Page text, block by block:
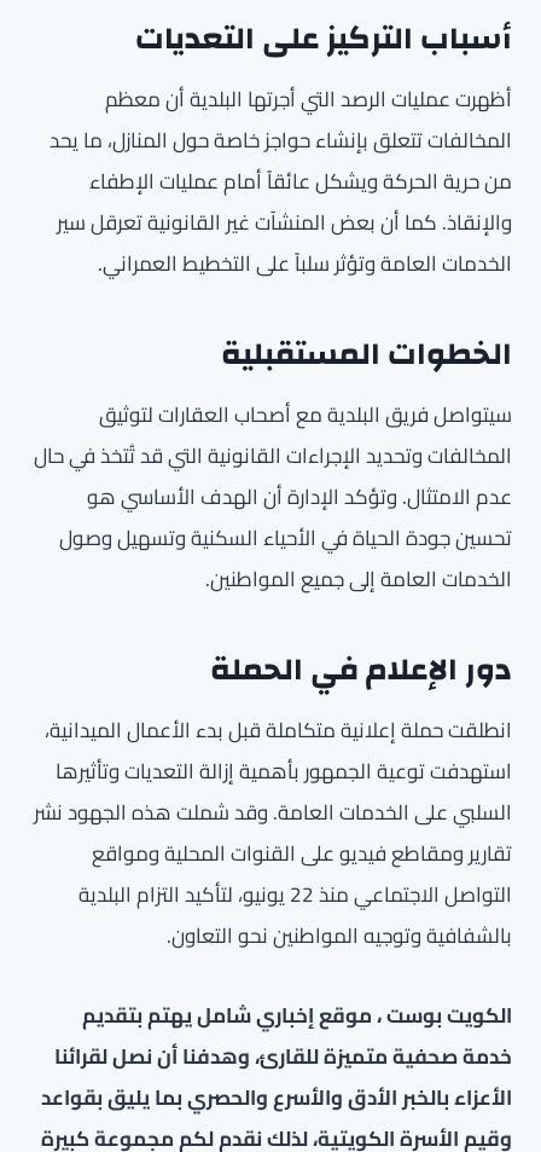
أسباب التركيز على التعديات
أظهرت عمليات الرصد التي أجرتها البلدية أن معظم
المخالفات تتعلق بإنشاء حواجز خاصة حول المنازل، ما يحد
من حرية الحركة ويشكل عائقاً أمام عمليات الإطفاء
والإنقاذ. كما أن بعض المنشآت غير القانونية تعرقل سير
الخدمات العامة وتؤثر سلباً على التخطيط العمراني.
الخطوات المستقبلية
سيتواصل فريق البلدية مع أصحاب العقارات لتوثيق
المخالفات وتحديد الإجراءات القانونية التي قد تُتخذ في حال
عدم الامتثال. وتؤكد الإدارة أن الهدف الأساسي هو
تحسين جودة الحياة في الأحياء السكنية وتسهيل وصول
الخدمات العامة إلى جميع المواطنين.
دور الإعلام في الحملة
انطلقت حملة إعلانية متكاملة قبل بدء الأعمال الميدانية،
استهدفت توعية الجمهور بأهمية إزالة التعديات وتأثيرها
السلبي على الخدمات العامة. وقد شملت هذه الجهود نشر
تقارير ومقاطع فيديو على القنوات المحلية ومواقع
التواصل الاجتماعي منذ 22 يونيو، لتأكيد التزام البلدية
بالشفافية وتوجيه المواطنين نحو التعاون.
الكويت بوست ، موقع إخباري شامل يهتم بتقديم
خدمة صحفية متميزة للقارئ، وهدفنا أن نصل لقرائنا
الأعزاء بالخبر الأدق والأسرع والحصري بما يليق بقواعد
وقيم الأسرة الكويتية، لذلك نقدم لكم مجموعة كبيرة